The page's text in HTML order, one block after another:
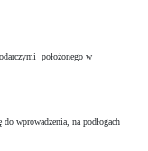
położonego w
wprowadzenia, na podłogach